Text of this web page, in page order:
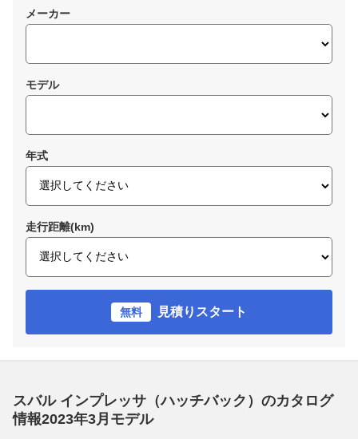
メーカー
モデル
年式
走行距離(km)
無料 見積りスタート
スバル インプレッサ（ハッチバック）のカタログ
情報2023年3月モデル